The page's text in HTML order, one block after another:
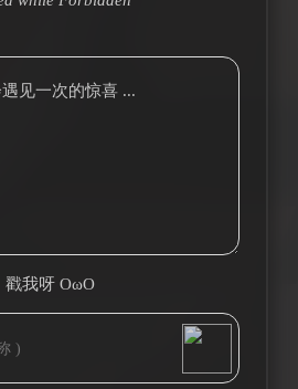
见一次的惊喜 ...
戳我呀 OωO
Tieba